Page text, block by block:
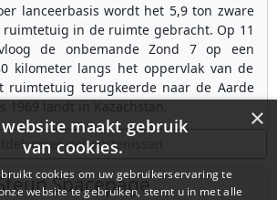
lanceerbasis wordt het 5,9 ton zware
ruimtetuig in de ruimte gebracht. Op 11
de onbemande Zond 7 op een
kilometer langs het oppervlak van de
ruimtetuig terugkeerde naar de Aarde
meer gebeurtenissen
Spacepage
×
website maakt gebruik
van cookies.
cookies om uw gebruikerservaring te
website te gebruiken, stemt u in met alle